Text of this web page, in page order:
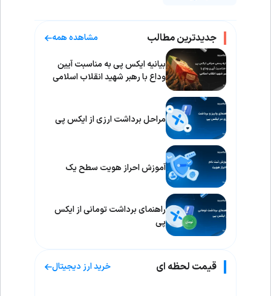
جدیدترین مطالب مشاهده همه
بیانیه ایکس پی به مناسبت آیین
وداع با رهبر شهید انقلاب اسلامی
مراحل برداشت ارزی از ایکس پی
آموزش احراز هویت سطح یک
راهنمای برداشت تومانی از ایکس
پی
قیمت لحظه ای خرید ارز دیجیتال